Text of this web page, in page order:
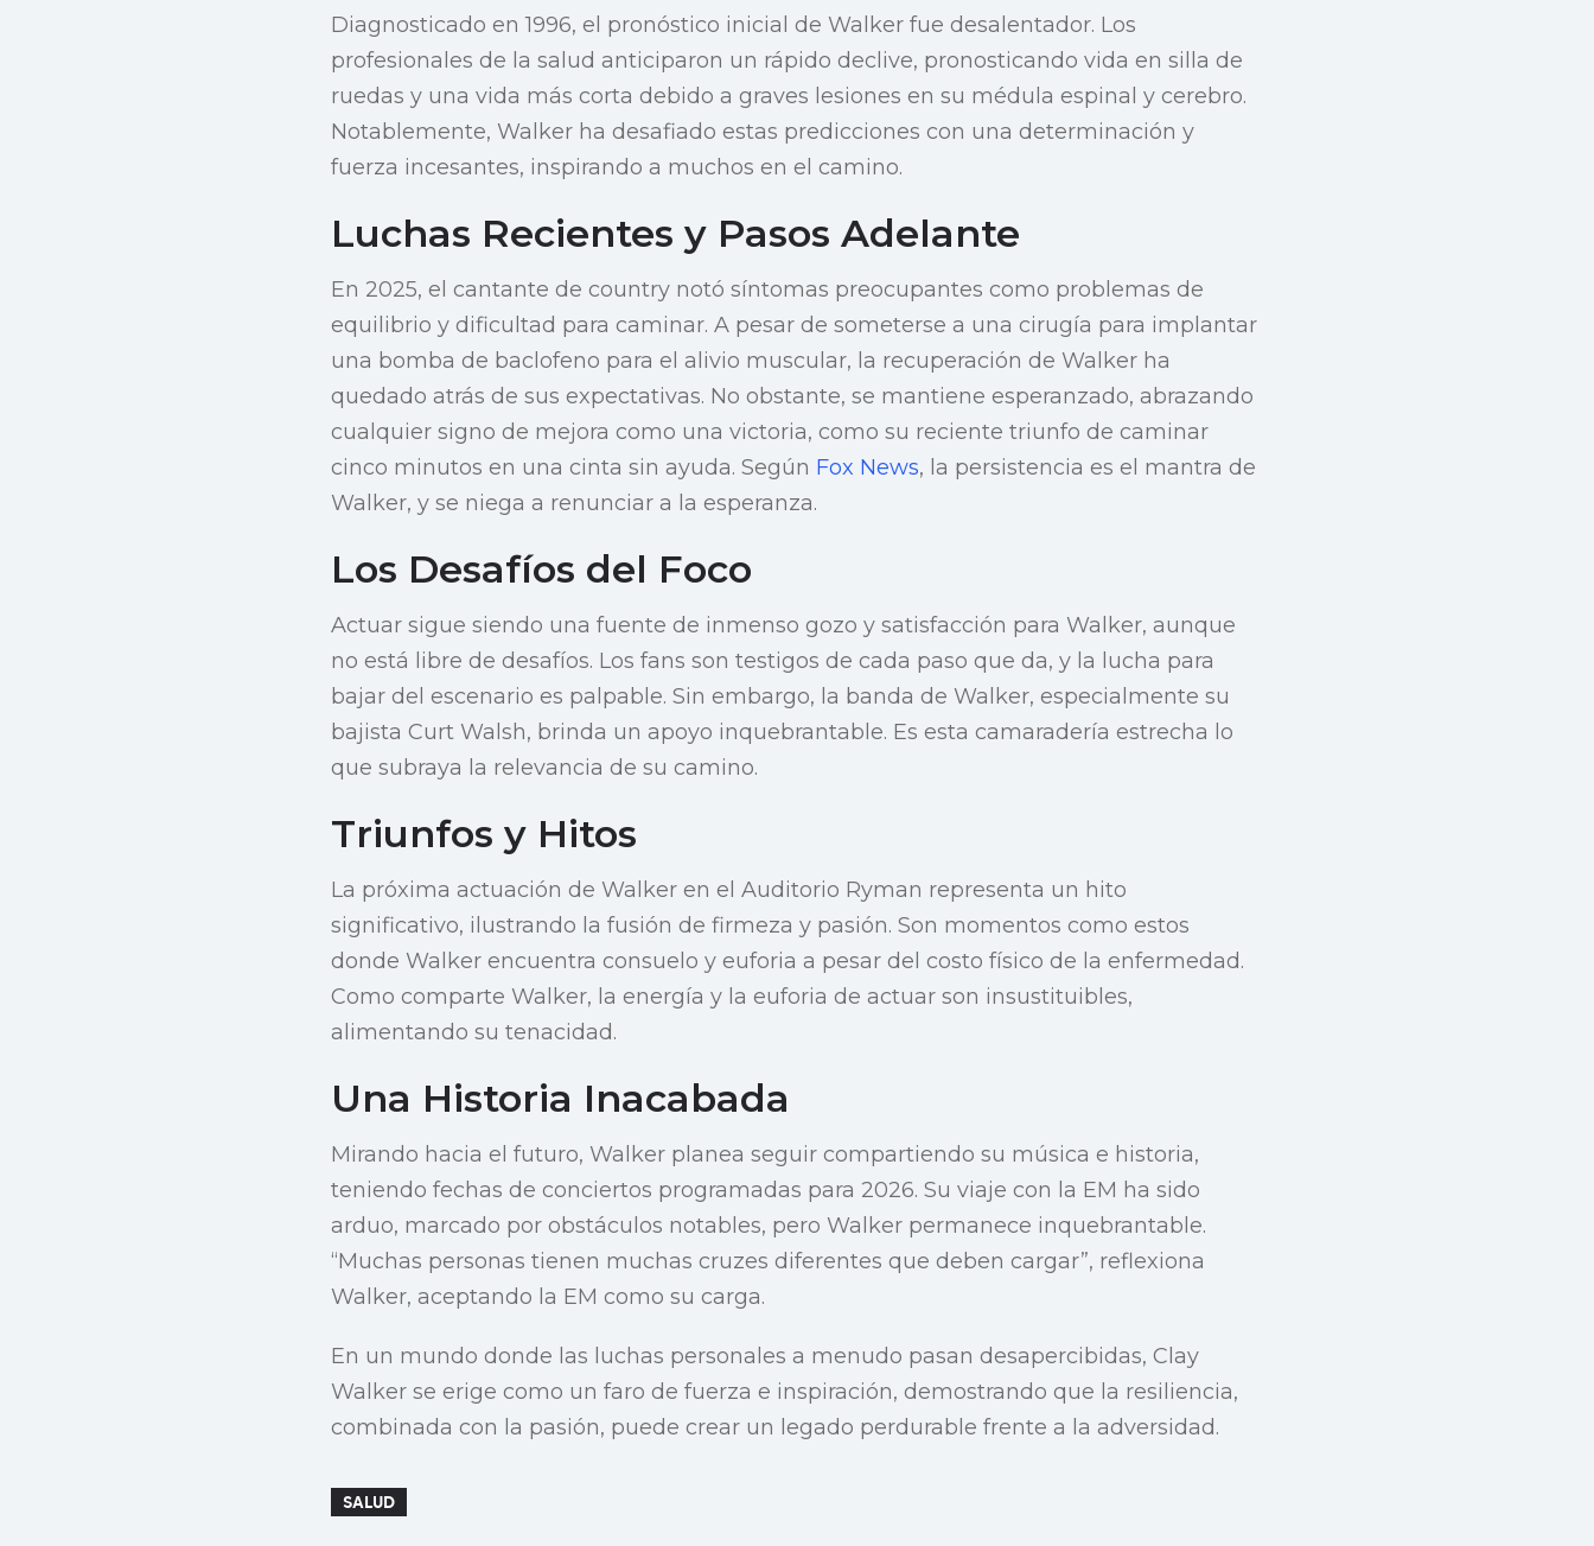
Diagnosticado en 1996, el pronóstico inicial de Walker fue desalentador. Los
profesionales de la salud anticiparon un rápido declive, pronosticando vida en silla de
ruedas y una vida más corta debido a graves lesiones en su médula espinal y cerebro.
Notablemente, Walker ha desafiado estas predicciones con una determinación y
fuerza incesantes, inspirando a muchos en el camino.
Luchas Recientes y Pasos Adelante
En 2025, el cantante de country notó síntomas preocupantes como problemas de
equilibrio y dificultad para caminar. A pesar de someterse a una cirugía para implantar
una bomba de baclofeno para el alivio muscular, la recuperación de Walker ha
quedado atrás de sus expectativas. No obstante, se mantiene esperanzado, abrazando
cualquier signo de mejora como una victoria, como su reciente triunfo de caminar
cinco minutos en una cinta sin ayuda. Según Fox News, la persistencia es el mantra de
Walker, y se niega a renunciar a la esperanza.
Los Desafíos del Foco
Actuar sigue siendo una fuente de inmenso gozo y satisfacción para Walker, aunque
no está libre de desafíos. Los fans son testigos de cada paso que da, y la lucha para
bajar del escenario es palpable. Sin embargo, la banda de Walker, especialmente su
bajista Curt Walsh, brinda un apoyo inquebrantable. Es esta camaradería estrecha lo
que subraya la relevancia de su camino.
Triunfos y Hitos
La próxima actuación de Walker en el Auditorio Ryman representa un hito
significativo, ilustrando la fusión de firmeza y pasión. Son momentos como estos
donde Walker encuentra consuelo y euforia a pesar del costo físico de la enfermedad.
Como comparte Walker, la energía y la euforia de actuar son insustituibles,
alimentando su tenacidad.
Una Historia Inacabada
Mirando hacia el futuro, Walker planea seguir compartiendo su música e historia,
teniendo fechas de conciertos programadas para 2026. Su viaje con la EM ha sido
arduo, marcado por obstáculos notables, pero Walker permanece inquebrantable.
“Muchas personas tienen muchas cruzes diferentes que deben cargar”, reflexiona
Walker, aceptando la EM como su carga.
En un mundo donde las luchas personales a menudo pasan desapercibidas, Clay
Walker se erige como un faro de fuerza e inspiración, demostrando que la resiliencia,
combinada con la pasión, puede crear un legado perdurable frente a la adversidad.
SALUD